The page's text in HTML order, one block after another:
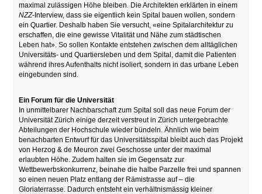
maximal zulässigen Höhe bleiben. Die Architekten erklärten in einem
NZZ-Interview, dass sie eigentlich kein Spital bauen wollen, sondern
ein Quartier. Deshalb haben Sie versucht, «eine Spitalarchitektur zu
erschaffen, die eine gewisse Vitalität und Nähe zum städtischen
Leben hat». So sollen Kontakte entstehen zwischen dem alltäglichen
Universitäts- und Quartiersleben und dem Spital, damit die Patienten
während ihres Aufenthalts nicht isoliert, sondern in das urbane Leben
eingebunden sind.
Ein Forum für die Universität
In unmittelbarer Nachbarschaft zum Spital soll das neue Forum der
Universität Zürich einige derzeit verstreut in Zürich untergebrachte
Abteilungen der Hochschule wieder bündeln. Ähnlich wie beim
benachbarten Entwurf für das Universitätsspital bleibt auch das Projekt
von Herzog & de Meuron zwei Geschosse unter der maximal
erlaubten Höhe.Zudem halten sie im Gegensatz zur
Wettbewerbskonkurrenz, beinahe die halbe Parzelle frei und spannen
so einen neuen Platz entlang der Rämistrasse auf – die
Gloriaterrasse. Dadurch entsteht ein verhältnismässig kleiner